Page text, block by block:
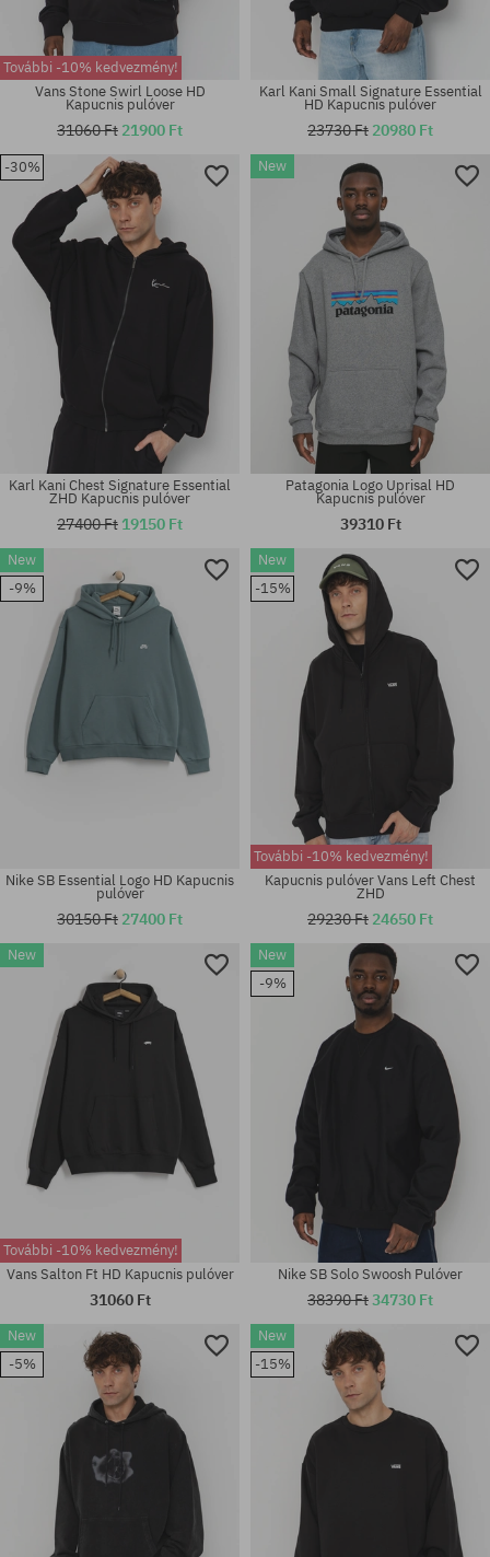
Elérhető méretek:
S; M; L; XL
Elérhető méretek:
Elérhető méretek:
M; L
További -10% kedvezmény!
Vans Stone Swirl Loose HD
Kapucnis pulóver
31060 Ft 21900 Ft
Elérhető méretek:
S; L
Karl Kani Small Signature Essential
HD Kapucnis pulóver
23730 Ft 20980 Ft
-30%
Elérhető méretek:
Karl Kani Chest Signature Essential
ZHD Kapucnis pulóver
27400 Ft 19150 Ft
New
Elérhető méretek:
S; M; L; XL
Patagonia Logo Uprisal HD
Kapucnis pulóver
39310 Ft
New
-9%
Elérhető méretek:
XL
Nike SB Essential Logo HD Kapucnis
pulóver
30150 Ft 27400 Ft
New
-15%
Elérhető méretek:
S; M; L; XL; XXL
További -10% kedvezmény!
Kapucnis pulóver Vans Left Chest
ZHD
29230 Ft 24650 Ft
New
További -10% kedvezmény!
Vans Salton Ft HD Kapucnis pulóver
31060 Ft
New
-9%
Nike SB Solo Swoosh Pulóver
38390 Ft34730 Ft
New
-5%
New
-15%